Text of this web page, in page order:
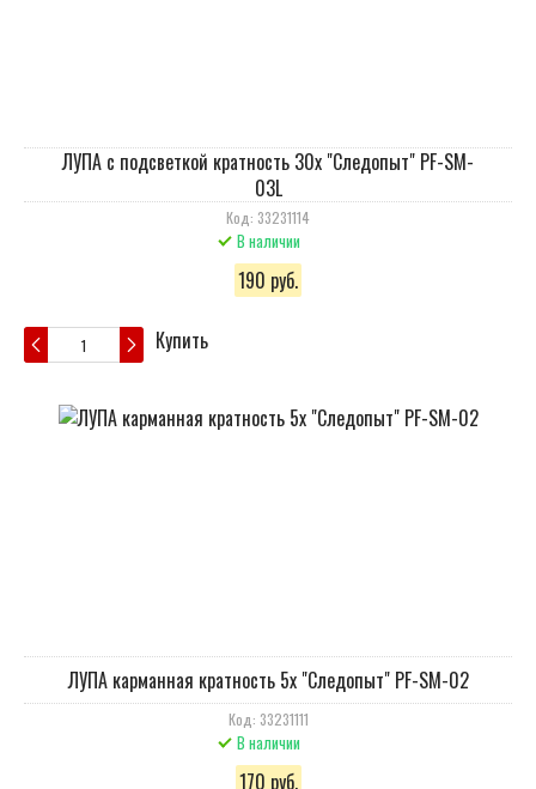
ЛУПА с подсветкой кратность 30х "Следопыт" PF-SM-
03L
Код: 33231114
В наличии
190 руб.
Купить
ЛУПА карманная кратность 5х "Следопыт" PF-SM-02
Код: 33231111
В наличии
170 руб.